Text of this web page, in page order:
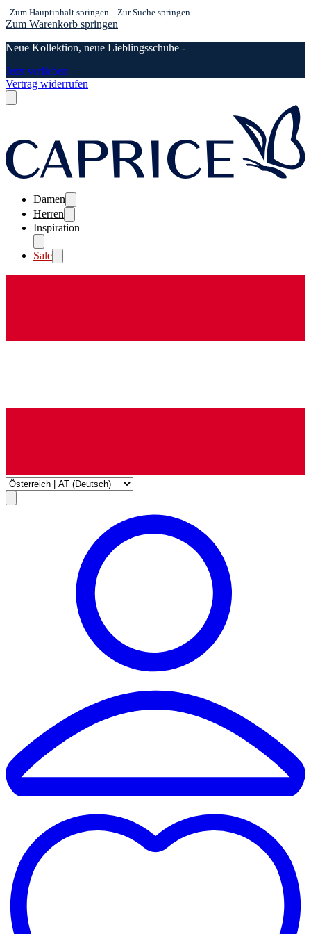
Zum Hauptinhalt springen Zur Suche springen
Zum Warenkorb springen
Neue Kollektion, neue Lieblingsschuhe -
Jetzt verlieben
Vertrag widerrufen
Damen
Herren
Inspiration
Sale